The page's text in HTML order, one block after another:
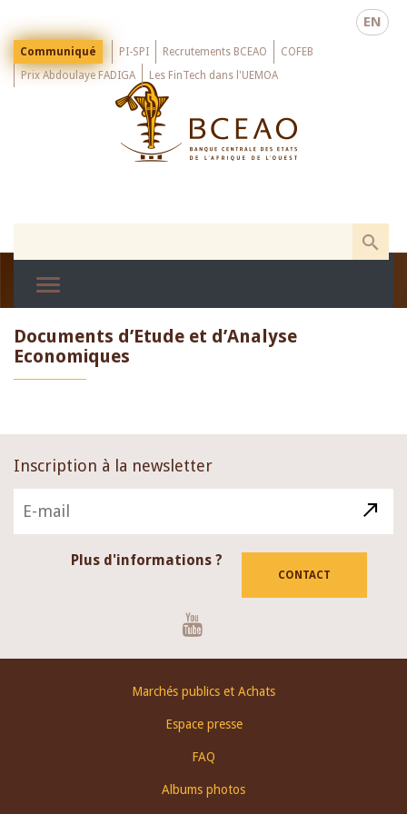
main
EN
Menu
Top
Communiqué PI-SPI Recrutements BCEAO
COFEB
Prix Abdoulaye FADIGA
Les FinTech dans l'UEMOA
Documents d’Etude et d’Analyse
Economiques
Inscription à la newsletter
Plus d'informations ?
CONTACT
Marchés publics et Achats
Espace presse
FAQ
Albums photos